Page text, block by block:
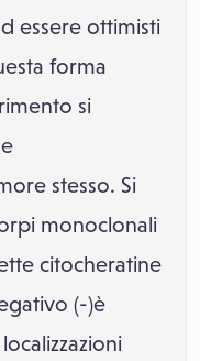
essere ottimisti
forma
si
stesso. Si
monoclonali
citocheratine
(-)è